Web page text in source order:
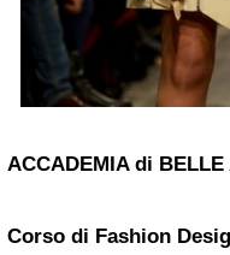
ACCADEMIA di
Corso di Fashion